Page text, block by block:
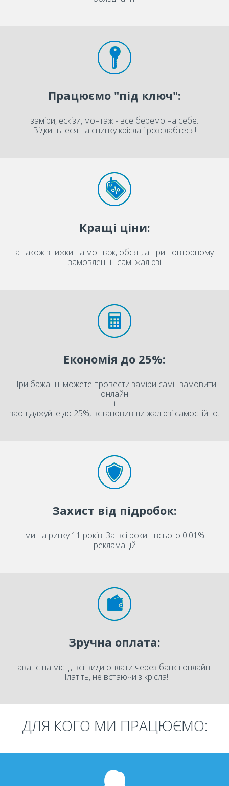
Працюємо "під ключ":
заміри, ескізи, монтаж - все беремо на себе.
Відкиньтеся на спинку крісла і розслабтеся!
Кращі ціни:
а також знижки на монтаж, обсяг, а при повторному
замовленні і самі жалюзі
Економія до 25%:
При бажанні можете провести заміри самі і замовити
онлайн
+
заощаджуйте до 25%, встановивши жалюзі самостійно.
Захист від підробок:
ми на ринку 11 років. За всі роки - всього 0.01%
рекламацій
Зручна оплата:
аванс на місці, всі види оплати через банк і онлайн.
Платіть, не встаючи з крісла!
ДЛЯ КОГО МИ ПРАЦЮЄМО: